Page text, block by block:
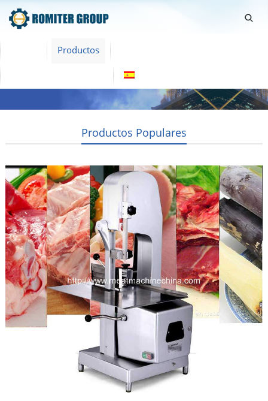
Productos
Productos Populares